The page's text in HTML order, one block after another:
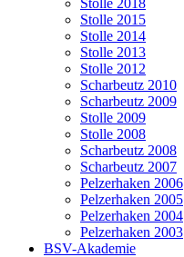
Stolle 2015
Stolle 2014
Stolle 2013
Stolle 2012
Scharbeutz 2010
Scharbeutz 2009
Stolle 2009
Stolle 2008
Scharbeutz 2008
Scharbeutz 2007
Pelzerhaken 2006
Pelzerhaken 2005
Pelzerhaken 2004
Pelzerhaken 2003
BSV-Akademie